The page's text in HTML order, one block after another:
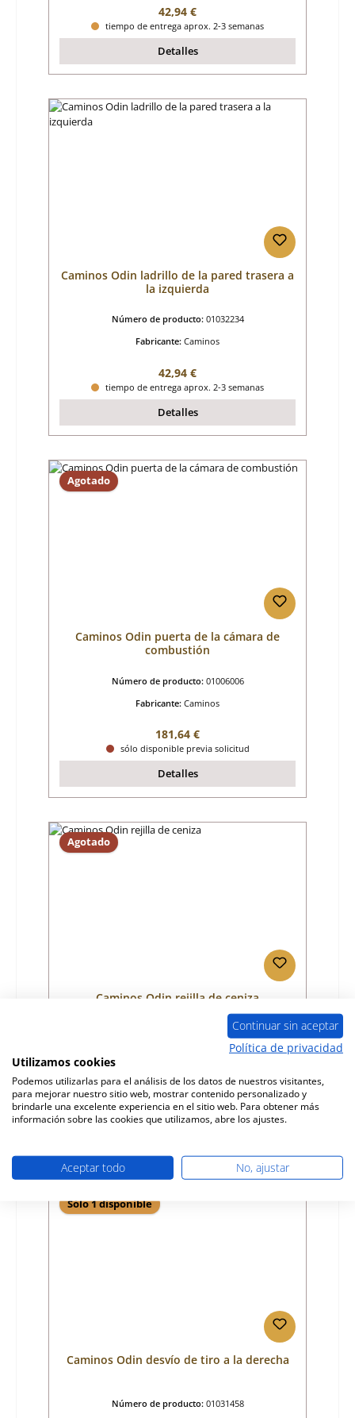
Precio normal:
42,94 €
tiempo de entrega aprox. 2-3 semanas
Detalles
Caminos Odin ladrillo de la pared trasera a
la izquierda
Número de producto: 01032234
Fabricante: Caminos
Precio normal:
42,94 €
tiempo de entrega aprox. 2-3 semanas
Detalles
Agotado
Caminos Odin puerta de la cámara de
combustión
Número de producto: 01006006
Fabricante: Caminos
Precio normal:
181,64 €
sólo disponible previa solicitud
Detalles
Agotado
Caminos Odin rejilla de ceniza
01030982
Precio normal:
88,04 €
ya no disponible, producción interrumpida
Sólo 1 disponible
Caminos Odin desvío de tiro a la derecha
Número de producto: 01031458
Continuar sin aceptar
Política de privacidad
Utilizamos cookies
Podemos utilizarlas para el análisis de los datos de nuestros visitantes,
para mejorar nuestro sitio web, mostrar contenido personalizado y
brindarle una excelente experiencia en el sitio web. Para obtener más
información sobre las cookies que utilizamos, abre los ajustes.
Aceptar todo No, ajustar